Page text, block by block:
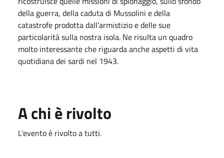
della guerra, della caduta di Mussolini e della
catastrofe prodotta dall’armistizio e delle sue
particolarità sulla nostra isola. Ne risulta un quadro
molto interessante che riguarda anche aspetti di vita
quotidiana dei sardi nel 1943.
A chi è rivolto
L'evento è rivolto a tutti.